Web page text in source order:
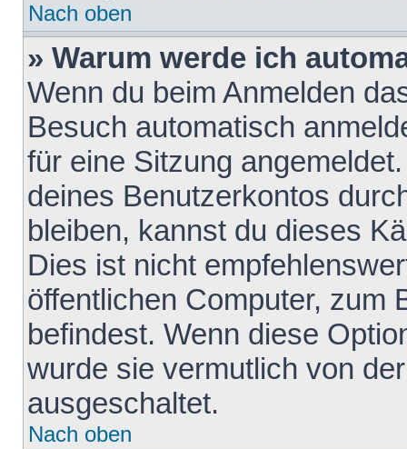
Nach oben
» Warum werde ich
Wenn du beim Anmelden
Besuch automatisch
für eine Sitzung
deines Benutzerkontos
bleiben, kannst du dieses
Dies ist nicht
öffentlichen Computer, zum
befindest. Wenn diese
wurde sie vermutlich von
ausgeschaltet.
Nach oben